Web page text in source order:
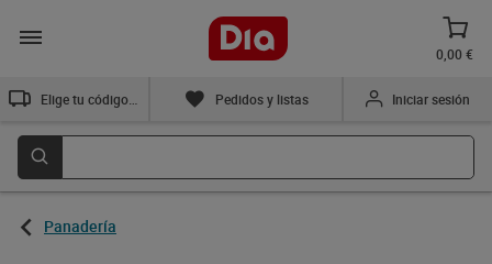
0,00 €
Pedidos y listas Iniciar sesión
Panadería